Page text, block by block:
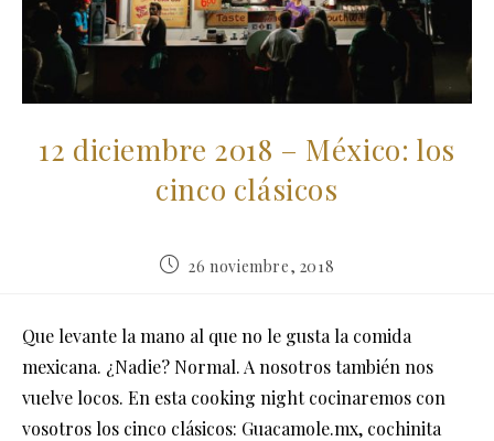
12 diciembre 2018 – México: los
cinco clásicos
Publicación
entrada:
26 noviembre, 2018
Que levante la mano al que no le gusta la comida
mexicana. ¿Nadie? Normal. A nosotros también nos
vuelve locos. En esta cooking night cocinaremos con
vosotros los cinco clásicos: Guacamole.mx, cochinita